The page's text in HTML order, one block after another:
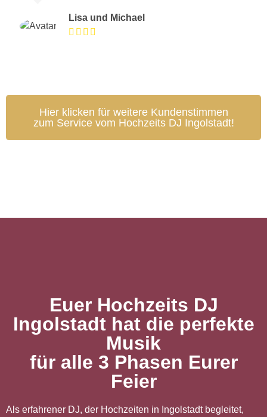
Lisa und Michael
Hier klicken für weitere Kundenstimmen
zum Service vom Hochzeits DJ Ingolstadt!
Euer Hochzeits DJ
Ingolstadt hat die perfekte
Musik
für alle 3 Phasen Eurer
Feier
Als erfahrener DJ, der Hochzeiten in Ingolstadt begleitet,